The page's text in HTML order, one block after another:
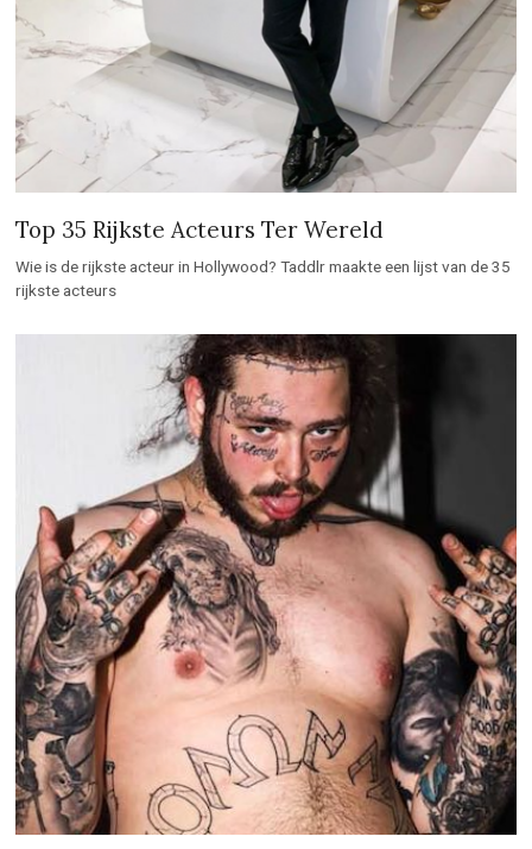
Top 35 Rijkste Acteurs Ter Wereld
Wie is de rijkste acteur in Hollywood? Taddlr maakte een lijst van de 35
rijkste acteurs